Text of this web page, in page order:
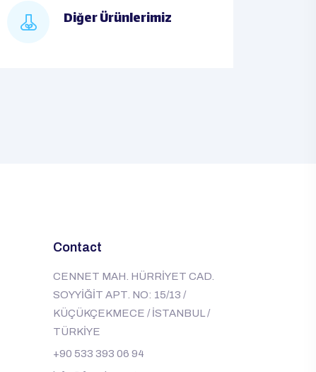
Diğer Ürünlerimiz
Contact
CENNET MAH. HÜRRİYET CAD.
SOYYİĞİT APT. NO: 15/13 /
KÜÇÜKÇEKMECE / İSTANBUL /
TÜRKİYE
+90 533 393 06 94